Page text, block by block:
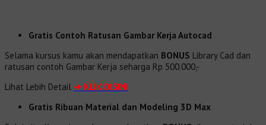
Gratis Contoh Ratusan Gambar Kerja Autocad
Selama kursus kamu akan mendapatkan BONUS Library Cad dan
ratusan contoh Gambar Kerja seharga Rp 500.000,-
Lihat Lebih Detail ➔ KLIK DISINI
Gratis Ribuan Material dan Modeling 3D Max